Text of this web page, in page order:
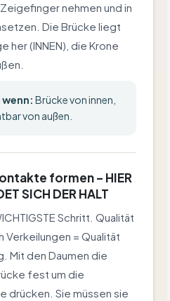
nehmen und in
Die Brücke liegt
her (INNEN), die Krone
Brücke von innen,
von außen.
formen – HIER
SICH DER HALT
Schritt. Qualität
Verkeilungen = Qualität
Mit den Daumen die
fest um die
drücken. Sie müssen sie